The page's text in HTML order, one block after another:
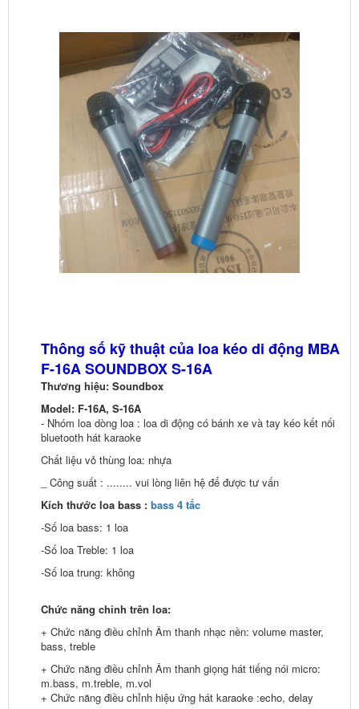
Thông số kỹ thuật của loa kéo di động MBA
F-16A SOUNDBOX S-16A
Thương hiệu: Soundbox
Model: F-16A, S-16A
- Nhóm loa dòng loa : loa di động có bánh xe và tay kéo kết nối
bluetooth hát karaoke
Chất liệu vỏ thùng loa: nhựa
_ Công suất : ........ vui lòng liên hệ để được tư vấn
Kích thước loa bass : bass 4 tấc
-Số loa bass: 1 loa
-Số loa Treble: 1 loa
-Số loa trung: không
Chức năng chỉnh trên loa:
+ Chức năng điều chỉnh Âm thanh nhạc nền: volume master,
bass, treble
+ Chức năng điều chỉnh Âm thanh giọng hát tiếng nói micro:
m.bass, m.treble, m.vol
+ Chức năng điều chỉnh hiệu ứng hát karaoke :echo, delay